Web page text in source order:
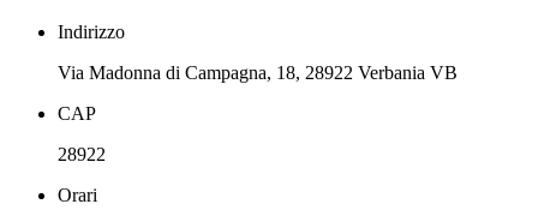
Indirizzo
Via Madonna di Campagna, 18, 28922 Verbania VB
CAP
28922
Orari